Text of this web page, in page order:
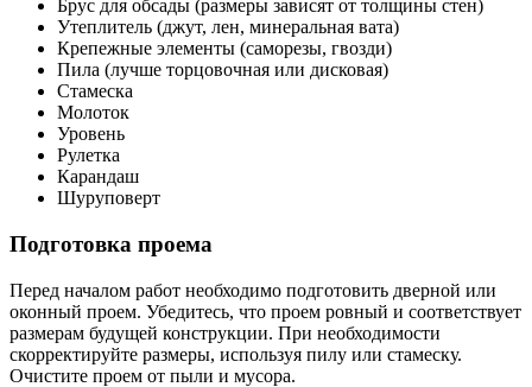
Брус для обсады (размеры зависят от толщины стен)
Утеплитель (джут, лен, минеральная вата)
Крепежные элементы (саморезы, гвозди)
Пила (лучше торцовочная или дисковая)
Стамеска
Молоток
Уровень
Рулетка
Карандаш
Шуруповерт
Подготовка проема
Перед началом работ необходимо подготовить дверной или
оконный проем. Убедитесь, что проем ровный и соответствует
размерам будущей конструкции. При необходимости
скорректируйте размеры, используя пилу или стамеску.
Очистите проем от пыли и мусора.